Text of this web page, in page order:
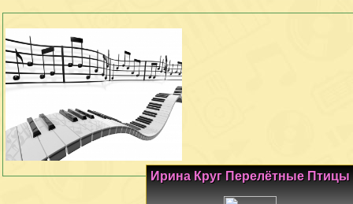
Ирина Круг Перелётные Птицы